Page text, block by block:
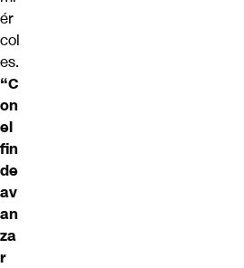
ér
col
es.
“C
on
el
fin
de
av
an
za
r